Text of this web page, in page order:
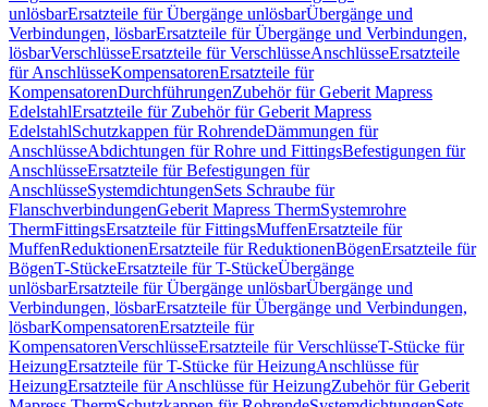
unlösbarErsatzteile für Übergänge unlösbarÜbergänge und
Verbindungen, lösbarErsatzteile für Übergänge und Verbindungen,
lösbarVerschlüsseErsatzteile für VerschlüsseAnschlüsseErsatzteile
für AnschlüsseKompensatorenErsatzteile für
KompensatorenDurchführungenZubehör für Geberit Mapress
EdelstahlErsatzteile für Zubehör für Geberit Mapress
EdelstahlSchutzkappen für RohrendeDämmungen für
AnschlüsseAbdichtungen für Rohre und FittingsBefestigungen für
AnschlüsseErsatzteile für Befestigungen für
AnschlüsseSystemdichtungenSets Schraube für
FlanschverbindungenGeberit Mapress ThermSystemrohre
ThermFittingsErsatzteile für FittingsMuffenErsatzteile für
MuffenReduktionenErsatzteile für ReduktionenBögenErsatzteile für
BögenT-StückeErsatzteile für T-StückeÜbergänge
unlösbarErsatzteile für Übergänge unlösbarÜbergänge und
Verbindungen, lösbarErsatzteile für Übergänge und Verbindungen,
lösbarKompensatorenErsatzteile für
KompensatorenVerschlüsseErsatzteile für VerschlüsseT-Stücke für
HeizungErsatzteile für T-Stücke für HeizungAnschlüsse für
HeizungErsatzteile für Anschlüsse für HeizungZubehör für Geberit